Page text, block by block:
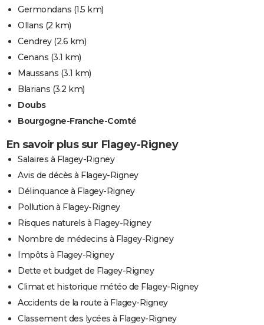
Germondans (1.5 km)
Ollans (2 km)
Cendrey(2.6 km)
Cenans (3.1 km)
Maussans (3.1 km)
Blarians (3.2 km)
Doubs
Bourgogne-Franche-Comté
En savoir plus sur Flagey-Rigney
Salaires à Flagey-Rigney
Avis de décès à Flagey-Rigney
Délinquance à Flagey-Rigney
Pollution à Flagey-Rigney
Risques naturels à Flagey-Rigney
Nombre de médecins à Flagey-Rigney
Impôts à Flagey-Rigney
Dette et budget de Flagey-Rigney
Climat et historique météo de Flagey-Rigney
Accidents de la route à Flagey-Rigney
Classement des lycées à Flagey-Rigney